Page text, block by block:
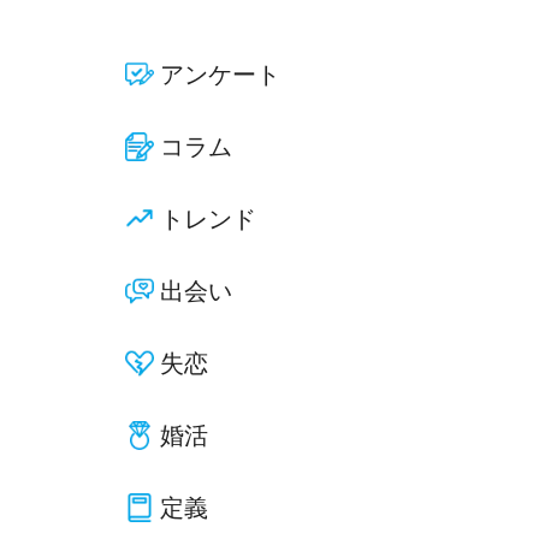
アンケート
コラム
トレンド
出会い
失恋
婚活
定義